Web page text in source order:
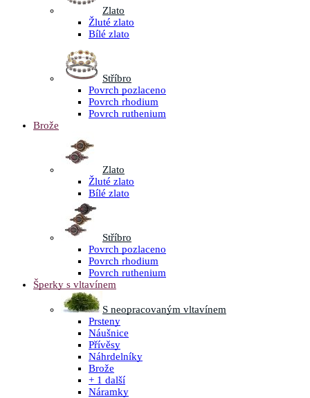
Zlato
Žluté zlato
Bílé zlato
Stříbro
Povrch pozlaceno
Povrch rhodium
Povrch ruthenium
Brože
Zlato
Žluté zlato
Bílé zlato
Stříbro
Povrch pozlaceno
Povrch rhodium
Povrch ruthenium
Šperky s vltavínem
S neopracovaným vltavínem
Prsteny
Náušnice
Přívěsy
Náhrdelníky
Brože
+ 1 další
Náramky